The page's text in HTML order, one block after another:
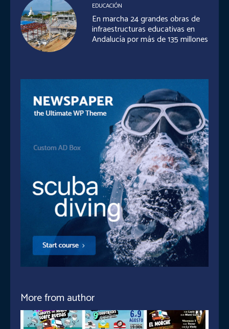
EDUCACIÓN
En marcha 24 grandes obras de
infraestructuras educativas en
Andalucía por más de 135 millones
More from author